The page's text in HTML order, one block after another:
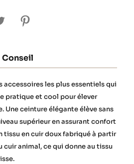
Conseil
accessoires les plus essentiels qui
pratique et cool pour élever
Une ceinture élégante élève sans
supérieur en assurant confort
tissu en cuir doux fabriqué à partir
cuir animal, ce qui donne au tissu